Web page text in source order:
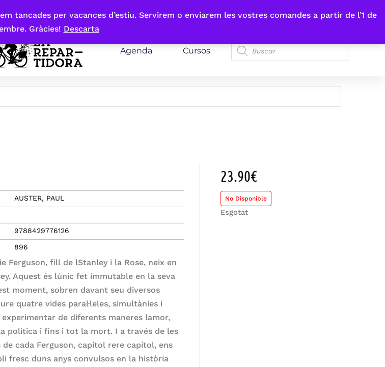
tancades per vacances d’estiu. Servirem o enviarem les vostres comandes a partir de l’1 de
Gràcies! Descarta
Agenda Cursos
AUSTER, PAUL
9788429776126
896
Ferguson, fill de lStanley i la Rose, neix en
Aquest és lúnic fet immutable en la seva
moment, sobren davant seu diversos
quatre vides paral·leles, simultànies i
de diferents maneres lamor,
la política i fins i tot la mort. I a través de les
cada Ferguson, capítol rere capítol, ens
fresc duns anys convulsos en la història
23.90€
No Disponible
Esgotat